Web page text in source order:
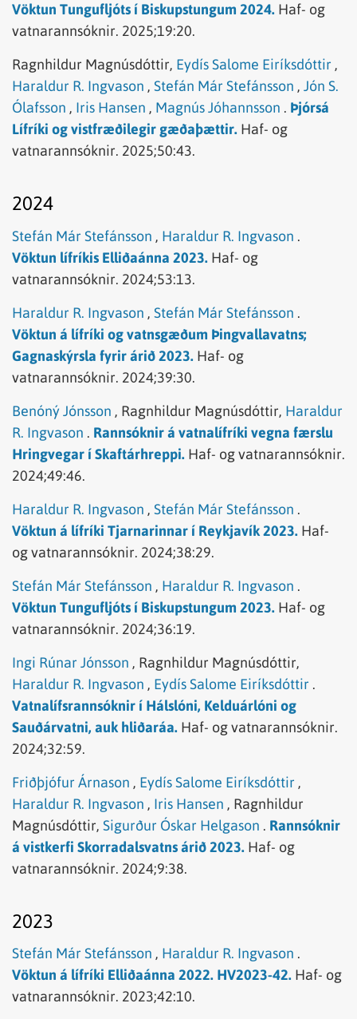
Vöktun Tungufljóts í Biskupstungum 2024. Haf- og
vatnarannsóknir. 2025;19:20.
Ragnhildur Magnúsdóttir, Eydís Salome Eiríksdóttir ,
Haraldur R. Ingvason , Stefán Már Stefánsson , Jón S.
Ólafsson , Iris Hansen , Magnús Jóhannsson . Þjórsá
Lífríki og vistfræðilegir gæðaþættir. Haf- og
vatnarannsóknir. 2025;50:43.
2024
Stefán Már Stefánsson , Haraldur R. Ingvason .
Vöktun lífríkis Elliðaánna 2023. Haf- og
vatnarannsóknir. 2024;53:13.
Haraldur R. Ingvason , Stefán Már Stefánsson .
Vöktun á lífríki og vatnsgæðum Þingvallavatns;
Gagnaskýrsla fyrir árið 2023. Haf- og
vatnarannsóknir. 2024;39:30.
Benóný Jónsson , Ragnhildur Magnúsdóttir, Haraldur
R. Ingvason . Rannsóknir á vatnalífríki vegna færslu
Hringvegar í Skaftárhreppi. Haf- og vatnarannsóknir.
2024;49:46.
Haraldur R. Ingvason , Stefán Már Stefánsson .
Vöktun á lífríki Tjarnarinnar í Reykjavík 2023. Haf-
og vatnarannsóknir. 2024;38:29.
Stefán Már Stefánsson , Haraldur R. Ingvason .
Vöktun Tungufljóts í Biskupstungum 2023. Haf- og
vatnarannsóknir. 2024;36:19.
Ingi Rúnar Jónsson , Ragnhildur Magnúsdóttir,
Haraldur R. Ingvason , Eydís Salome Eiríksdóttir .
Vatnalífsrannsóknir í Hálslóni, Kelduárlóni og
Sauðárvatni, auk hliðaráa. Haf- og vatnarannsóknir.
2024;32:59.
Friðþjófur Árnason , Eydís Salome Eiríksdóttir ,
Haraldur R. Ingvason , Iris Hansen , Ragnhildur
Magnúsdóttir, Sigurður Óskar Helgason . Rannsóknir
á vistkerfi Skorradalsvatns árið 2023. Haf- og
vatnarannsóknir. 2024;9:38.
2023
Stefán Már Stefánsson , Haraldur R. Ingvason .
Vöktun á lífríki Elliðaánna 2022. HV2023-42. Haf- og
vatnarannsóknir. 2023;42:10.